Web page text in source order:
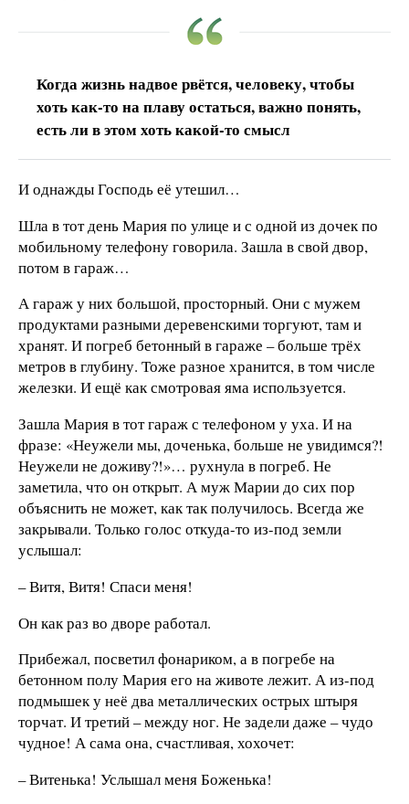
Когда жизнь надвое рвётся, человеку, чтобы
хоть как-то на плаву остаться, важно понять,
есть ли в этом хоть какой-то смысл
И однажды Господь её утешил…
Шла в тот день Мария по улице и с одной из дочек по
мобильному телефону говорила. Зашла в свой двор,
потом в гараж…
А гараж у них большой, просторный. Они с мужем
продуктами разными деревенскими торгуют, там и
хранят. И погреб бетонный в гараже – больше трёх
метров в глубину. Тоже разное хранится, в том числе
железки. И ещё как смотровая яма используется.
Зашла Мария в тот гараж с телефоном у уха. И на
фразе: «Неужели мы, доченька, больше не увидимся?!
Неужели не доживу?!»… рухнула в погреб. Не
заметила, что он открыт. А муж Марии до сих пор
объяснить не может, как так получилось. Всегда же
закрывали. Только голос откуда-то из-под земли
услышал:
– Витя, Витя! Спаси меня!
Он как раз во дворе работал.
Прибежал, посветил фонариком, а в погребе на
бетонном полу Мария его на животе лежит. А из-под
подмышек у неё два металлических острых штыря
торчат. И третий – между ног. Не задели даже – чудо
чудное! А сама она, счастливая, хохочет:
– Витенька! Услышал меня Боженька!